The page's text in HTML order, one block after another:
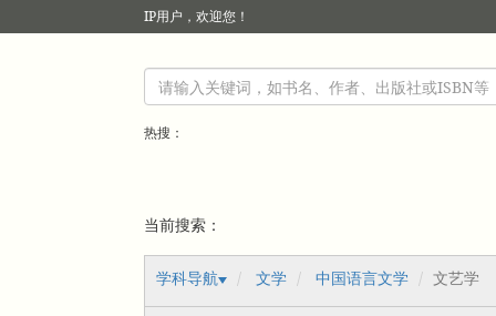
IP用户，欢迎您！
热搜：
当前搜索：
学科导航 文学 中国语言文学 文艺学